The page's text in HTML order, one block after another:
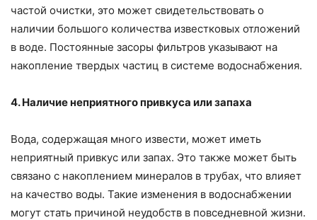
частой очистки, это может свидетельствовать о
наличии большого количества известковых отложений
в воде. Постоянные засоры фильтров указывают на
накопление твердых частиц в системе водоснабжения.
4. Наличие неприятного привкуса или запаха
Вода, содержащая много извести, может иметь
неприятный привкус или запах. Это также может быть
связано с накоплением минералов в трубах, что влияет
на качество воды. Такие изменения в водоснабжении
могут стать причиной неудобств в повседневной жизни.